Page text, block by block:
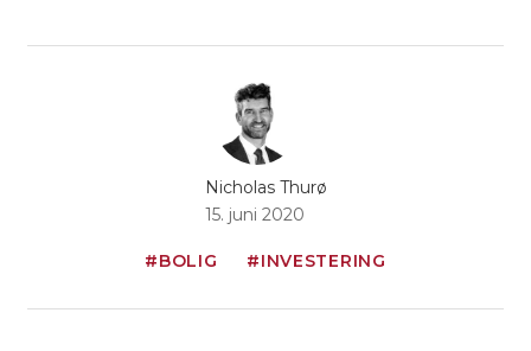
Nicholas Thurø
15. juni 2020
#BOLIG #INVESTERING